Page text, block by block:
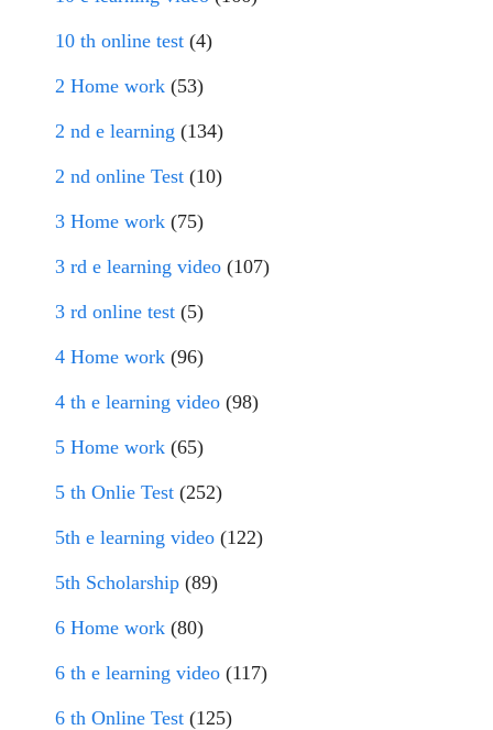
10 th online test (4)
2 Home work (53)
2 nd e learning (134)
2 nd online Test (10)
3 Home work (75)
3 rd e learning video (107)
3 rd online test (5)
4 Home work (96)
4 th e learning video (98)
5 Home work (65)
5 th Onlie Test (252)
5th e learning video (122)
5th Scholarship (89)
6 Home work (80)
6 th e learning video (117)
6 th Online Test (125)